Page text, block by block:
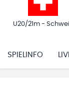
U20/21m -
SPIELINFO